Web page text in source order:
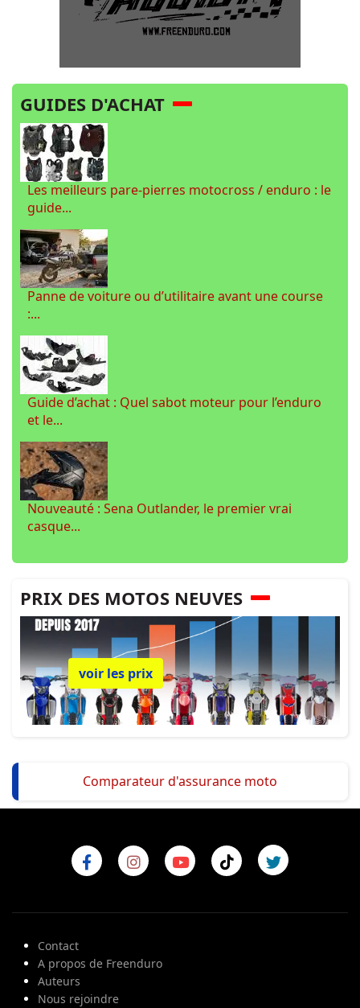
GUIDES D'ACHAT
Les meilleurs pare-pierres motocross / enduro : le
guide...
Panne de voiture ou d’utilitaire avant une course
:...
Guide d’achat : Quel sabot moteur pour l’enduro
et le...
Nouveauté : Sena Outlander, le premier vrai
casque...
PRIX DES MOTOS NEUVES
voir les prix
Comparateur d'assurance moto
Contact
A propos de Freenduro
Auteurs
Nous rejoindre